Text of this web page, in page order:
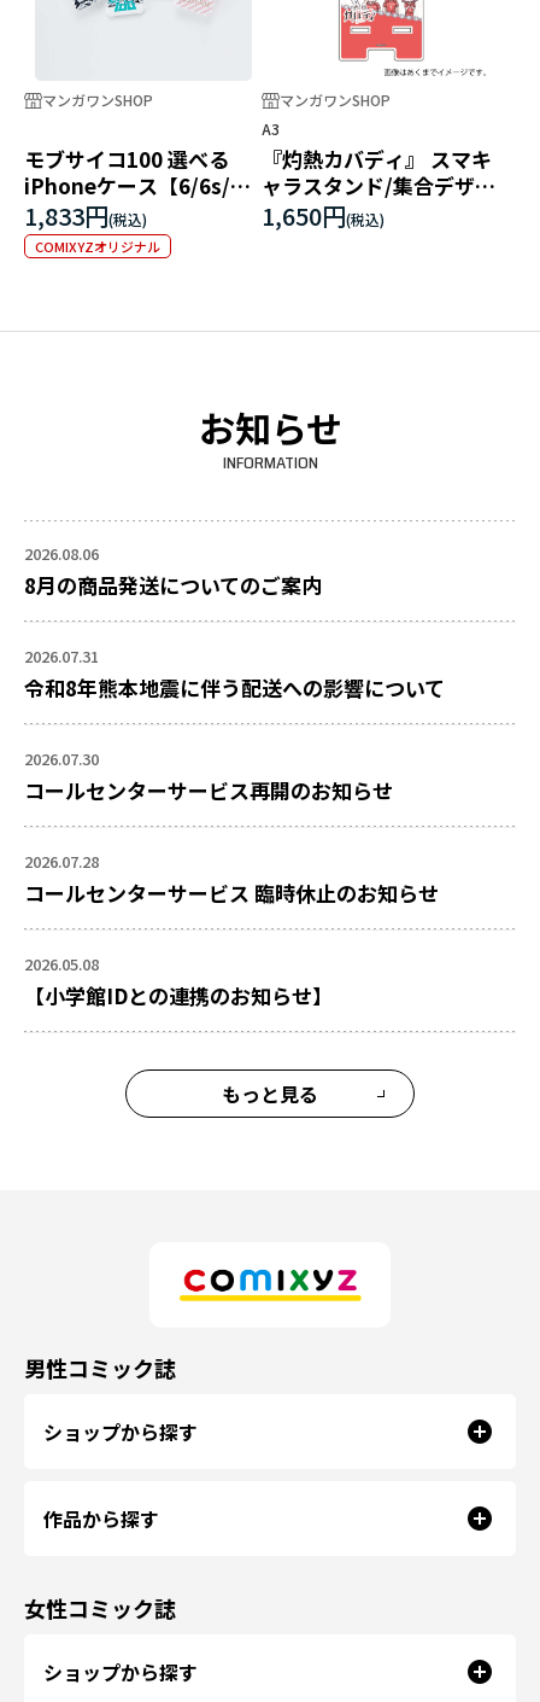
マンガワンSHOP
モブサイコ100 選べる
iPhoneケース【6/6s/7
兼用】
1,833円
COMIXYZオリジナル
マンガワンSHOP
A3
『灼熱カバディ』 スマキ
ャラスタンド/集合デザイ
ン(グラフアート)
1,650円
お知らせ
INFORMATION
2026.08.06
8月の商品発送についてのご案内
2026.07.31
令和8年熊本地震に伴う配送への影響について
2026.07.30
コールセンターサービス再開のお知らせ
2026.07.28
コールセンターサービス 臨時休止のお知らせ
2026.05.08
【小学館IDとの連携のお知らせ】
もっと見る
男性コミック誌
ショップから探す
作品から探す
女性コミック誌
ショップから探す